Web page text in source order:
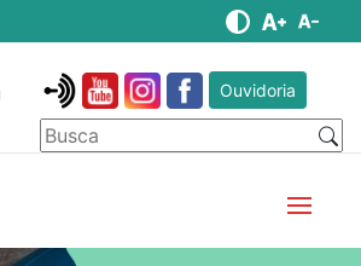
Ouvidoria